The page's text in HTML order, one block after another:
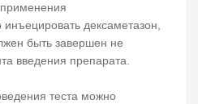
дексаметазон,
быть завершен не
введения препарата.
теста можно